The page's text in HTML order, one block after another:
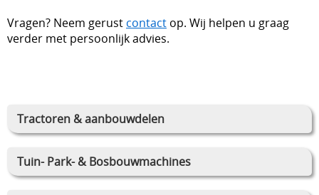
Tractoren & aanbouwdelen
Tuin- Park- & Bosbouwmachines
Vragen? Neem gerust contact op. Wij helpen u graag
verder met persoonlijk advies.